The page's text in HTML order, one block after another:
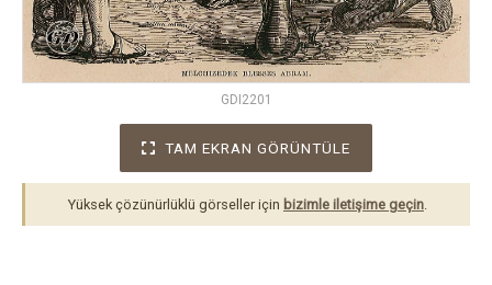
GDI2201
TAM EKRAN GÖRÜNTÜLE
Yüksek çözünürlüklü görseller için bizimle iletişime geçin